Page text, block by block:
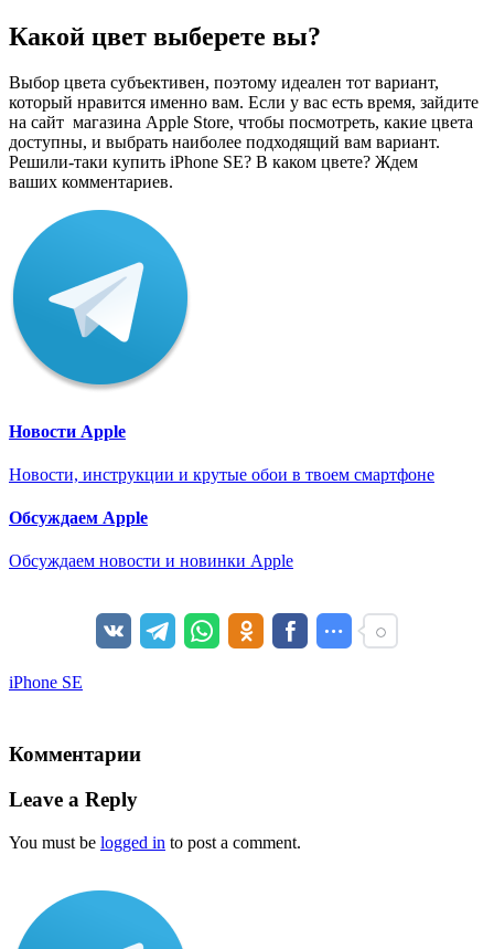
Какой цвет выберете вы?
Выбор цвета субъективен, поэтому идеален тот вариант,
который нравится именно вам. Если у вас есть время, зайдите
на сайт магазина Apple Store, чтобы посмотреть, какие цвета
доступны, и выбрать наиболее подходящий вам вариант.
Решили-таки купить iPhone SE? В каком цвете? Ждем
ваших комментариев.
Новости Apple
Новости, инструкции и крутые обои в твоем смартфоне
Обсуждаем Apple
Обсуждаем новости и новинки Apple
iPhone SE
Комментарии
Leave a Reply
You must be logged in to post a comment.